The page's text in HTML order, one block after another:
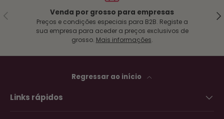
Anterior Venda por grosso para empresas
Preços e condições especiais para B2B. Registe a
sua empresa para aceder a preços exclusivos de
grosso. Mais informações.
Regressar ao início
Links rápidos